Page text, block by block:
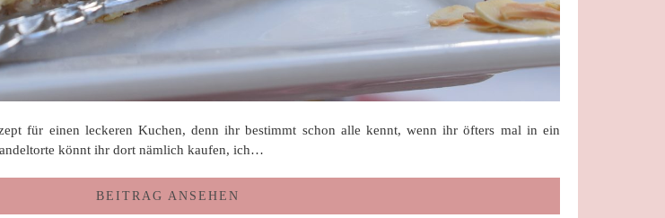
für einen leckeren Kuchen, denn ihr bestimmt schon alle kennt, wenn ihr öfters mal in ein
könnt ihr dort nämlich kaufen, ich…
BEITRAG ANSEHEN